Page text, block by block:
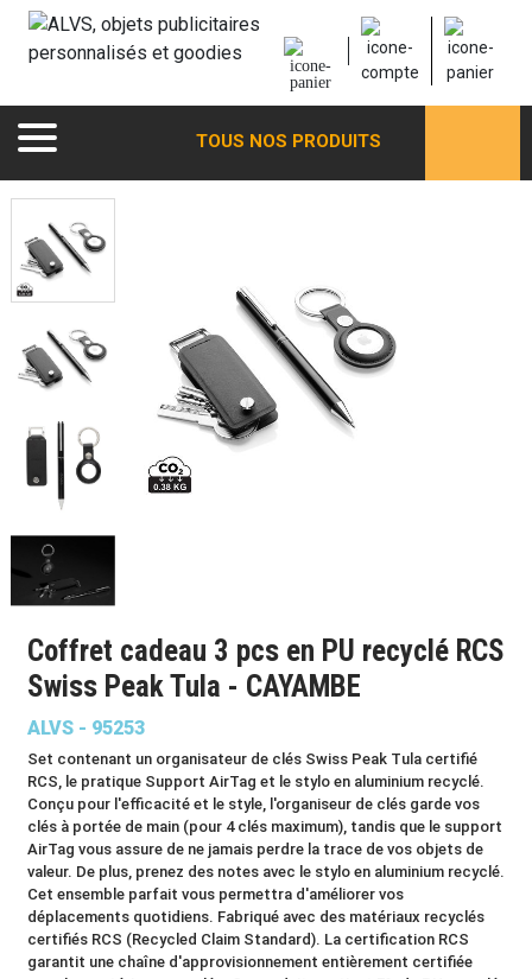
TOUS NOS PRODUITS
Coffret cadeau 3 pcs en PU recyclé RCS
Swiss Peak Tula - CAYAMBE
ALVS - 95253
Set contenant un organisateur de clés Swiss Peak Tula certifié
RCS, le pratique Support AirTag et le stylo en aluminium recyclé.
Conçu pour l'efficacité et le style, l'organiseur de clés garde vos
clés à portée de main (pour 4 clés maximum), tandis que le support
AirTag vous assure de ne jamais perdre la trace de vos objets de
valeur. De plus, prenez des notes avec le stylo en aluminium recyclé.
Cet ensemble parfait vous permettra d'améliorer vos
déplacements quotidiens. Fabriqué avec des matériaux recyclés
certifiés RCS (Recycled Claim Standard). La certification RCS
garantit une chaîne d'approvisionnement entièrement certifiée